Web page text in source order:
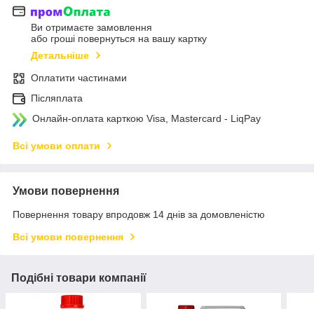
Ви отримаєте замовлення
або гроші повернуться на вашу картку
Детальніше
Оплатити частинами
Післяплата
Онлайн-оплата карткою Visa, Mastercard - LiqPay
Всі умови оплати
Умови повернення
Повернення товару впродовж 14 днів за домовленістю
Всі умови повернення
Подібні товари компанії